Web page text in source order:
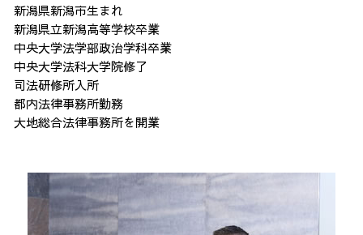
新潟県新潟市生まれ
新潟県立新潟高等学校卒業
中央大学法学部政治学科卒業
中央大学法科大学院修了
司法研修所入所
都内法律事務所勤務
大地総合法律事務所を開業